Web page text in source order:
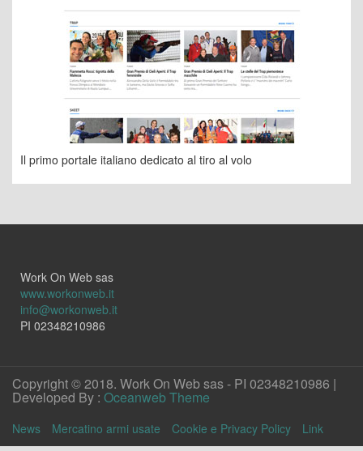
Il primo portale italiano dedicato al tiro al volo
Work On Web sas
www.workonweb.it
info@workonweb.it
PI 02348210986
Copyright © 2018. Work On Web sas - PI 02348210986 |
Developed By : Oceanweb Theme
News Mercatino armi usate Cookie e Privacy Policy Link